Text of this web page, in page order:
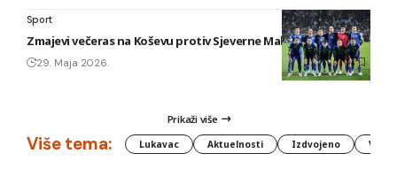
Sport
Zmajevi večeras na Koševu protiv Sjeverne Makedonije
29. Maja 2026.
Prikaži više
Više tema: Lukavac Aktuelnosti Izdvojeno